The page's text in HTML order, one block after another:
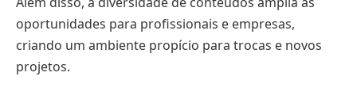
oportunidades para profissionais e empresas,
criando um ambiente propício para trocas e novos
projetos.